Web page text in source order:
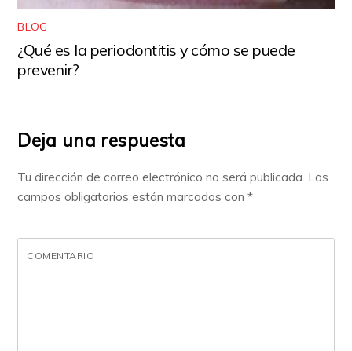
BLOG
¿Qué es la periodontitis y cómo se puede
prevenir?
Deja una respuesta
Tu dirección de correo electrónico no será publicada. Los
campos obligatorios están marcados con*
COMENTARIO